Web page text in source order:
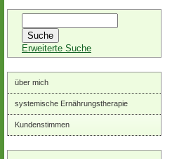
Erweiterte Suche
über mich
systemische Ernährungstherapie
Kundenstimmen